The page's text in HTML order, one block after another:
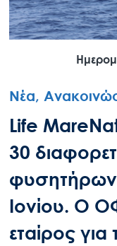
Νέα,
Life
30
φυσητήρων
Ιονίου. Ο
εταίρος